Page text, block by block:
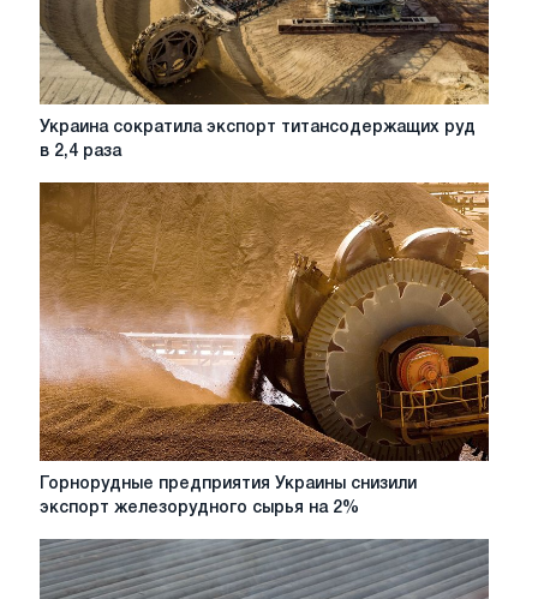
Украина
сократила
титансодержащих
в
2,4
раза
Украина сократила экспорт титансодержащих руд
в 2,4 раза
Горнорудные
снизили
экспорт
Горнорудные предприятия Украины снизили
экспорт железорудного сырья на 2%